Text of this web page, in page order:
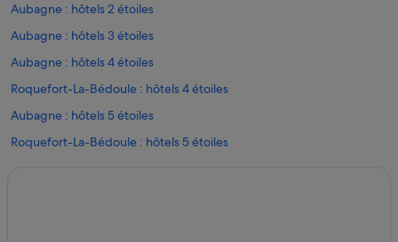
Aubagne : hôtels 2 étoiles
Aubagne : hôtels 3 étoiles
Aubagne : hôtels 4 étoiles
Roquefort-La-Bédoule : hôtels 4 étoiles
Aubagne : hôtels 5 étoiles
Roquefort-La-Bédoule : hôtels 5 étoiles